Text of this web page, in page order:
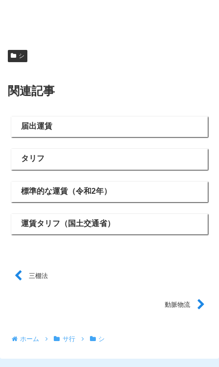
シ
関連記事
届出運賃
タリフ
標準的な運賃（令和2年）
運賃タリフ（国土交通省）
三棚法
動脈物流
ホーム サ行 シ